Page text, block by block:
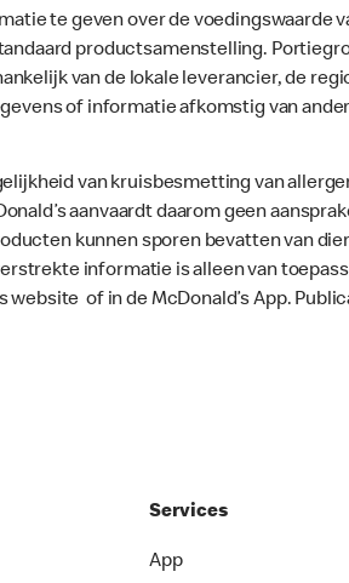
te geven over de voedingswaarde
productsamenstelling.
van de lokale leverancier, de
of informatie afkomstig van
van kruisbesmetting van
aanvaardt daarom geen
kunnen sporen bevatten van
informatie is alleen van
of in de McDonald’s App.
Services
App